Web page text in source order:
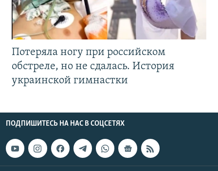
Потеряла ногу при российском
обстреле, но не сдалась. История
украинской гимнастки
ПОДПИШИТЕСЬ НА НАС В СОЦСЕТЯХ